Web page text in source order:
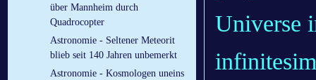
über Mannheim durch
Quadrocopter
Astronomie - Seltener Meteorit
blieb seit 140 Jahren unbemerkt
Astronomie - Kosmologen uneins
Universe